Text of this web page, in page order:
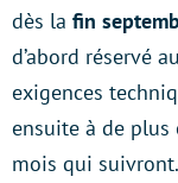
dès la fin
d’abord réservé
exigences
ensuite à de plus
mois qui suivront.